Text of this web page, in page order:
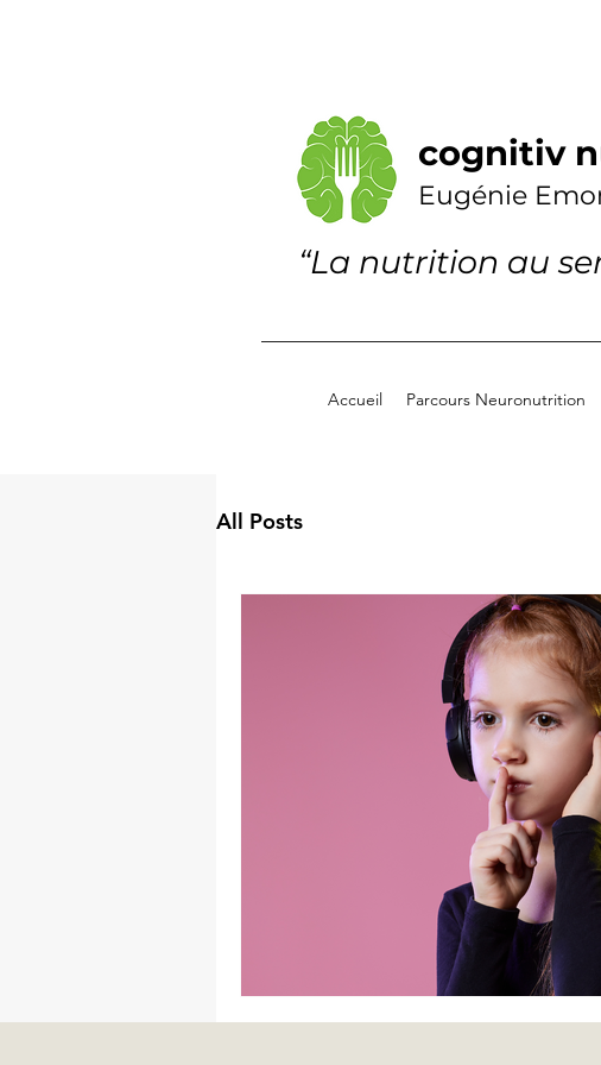
cognitiv
Eugénie
“La nutrition au
Accueil Parcours Neuronutrition
All Posts